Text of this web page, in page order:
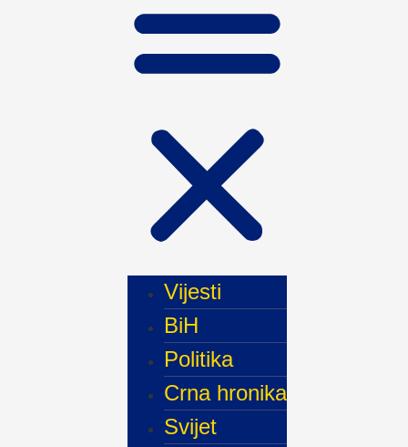
Vijesti
BiH
Politika
Crna hronika
Svijet